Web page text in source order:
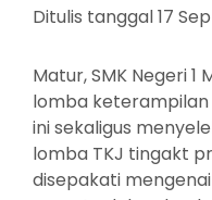
Ditulis tanggal 17
Matur, SMK Negeri
lomba keterampilan
ini sekaligus
lomba TKJ tingakt
disepakati